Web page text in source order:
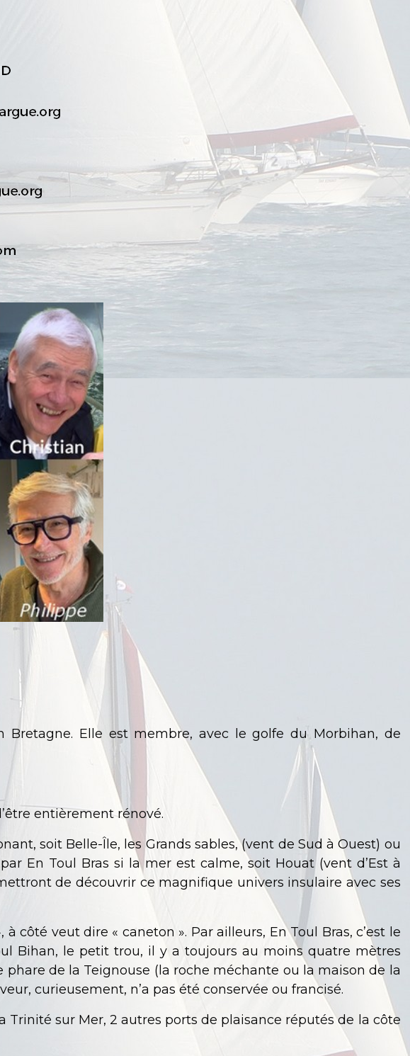
Elle est membre, avec le golfe du Morbihan, de
entièrement rénové.
soit Belle-Île, les Grands sables, (vent de Sud à Ouest) ou
En Toul Bras si la mer est calme, soit Houat (vent d’Est à
de découvrir ce magnifique univers insulaire avec ses
côté veut dire « caneton ». Par ailleurs, En Toul Bras, c’est le
Bihan, le petit trou, il y a toujours au moins quatre mètres
de la Teignouse (la roche méchante ou la maison de la
curieusement, n’a pas été conservée ou francisé.
sur Mer, 2 autres ports de plaisance réputés de la côte